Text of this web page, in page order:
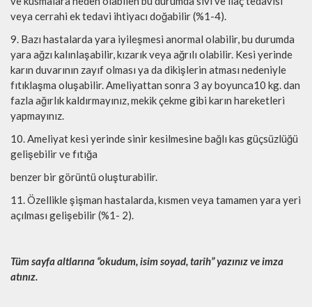
veya cerrahi ek tedavi ihtiyacı doğabilir (%1-4).
9. Bazı hastalarda yara iyileşmesi anormal olabilir, bu durumda
yara ağzı kalınlaşabilir, kızarık veya ağrılı olabilir. Kesi yerinde
karın duvarının zayıf olması ya da dikişlerin atması nedeniyle
fıtıklaşma oluşabilir. Ameliyattan sonra 3 ay boyunca10 kg. dan
fazla ağırlık kaldırmayınız, mekik çekme gibi karın hareketleri
yapmayınız.
10. Ameliyat kesi yerinde sinir kesilmesine bağlı kas güçsüzlüğü
gelişebilir ve fıtığa
benzer bir görüntü oluşturabilir.
11. Özellikle şişman hastalarda, kısmen veya tamamen yara yeri
açılması gelişebilir (%1- 2).
Tüm sayfa altlarına “okudum, isim soyad, tarih” yazınız ve imza
atınız.